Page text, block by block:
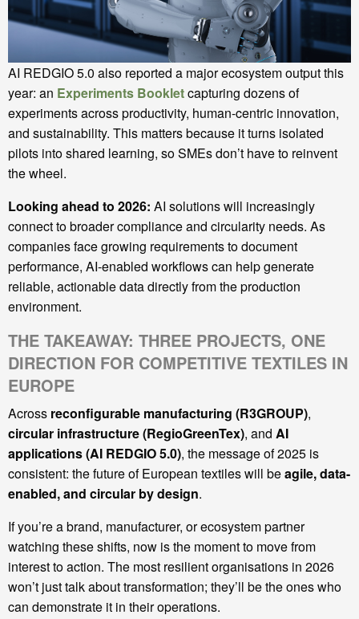
AI REDGIO 5.0 also reported a major ecosystem output this
year: an Experiments Bookletcapturing dozens of
experiments across productivity, human-centric innovation,
and sustainability. This matters because it turns isolated
pilots into shared learning, so SMEs don’t have to reinvent
the wheel.
Looking ahead to 2026: AI solutions will increasingly
connect to broader compliance and circularity needs. As
companies face growing requirements to document
performance, AI-enabled workflows can help generate
reliable, actionable data directly from the production
environment.
THE TAKEAWAY: THREE PROJECTS, ONE
DIRECTION FOR COMPETITIVE TEXTILES IN
EUROPE
Across reconfigurable manufacturing (R3GROUP),
circular infrastructure (RegioGreenTex), and AI
applications (AI REDGIO 5.0), the message of 2025 is
consistent: the future of European textiles will beagile, data-
enabled, and circular by design.
If you’re a brand, manufacturer, or ecosystem partner
watching these shifts, now is the moment to move from
interest to action. The most resilient organisations in 2026
won’t just talk about transformation; they’ll be the ones who
can demonstrate it in their operations.